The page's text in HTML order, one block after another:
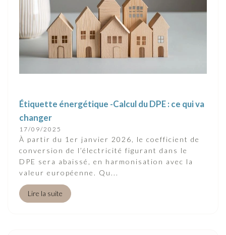
Étiquette énergétique -Calcul du DPE : ce qui va
changer
17/09/2025
À partir du 1er janvier 2026, le coefficient de
conversion de l’électricité figurant dans le
DPE sera abaissé, en harmonisation avec la
valeur européenne. Qu...
Lire la suite